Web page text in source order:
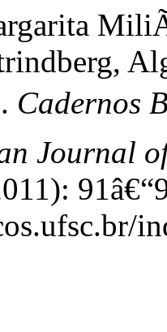
Cadernos
Journal